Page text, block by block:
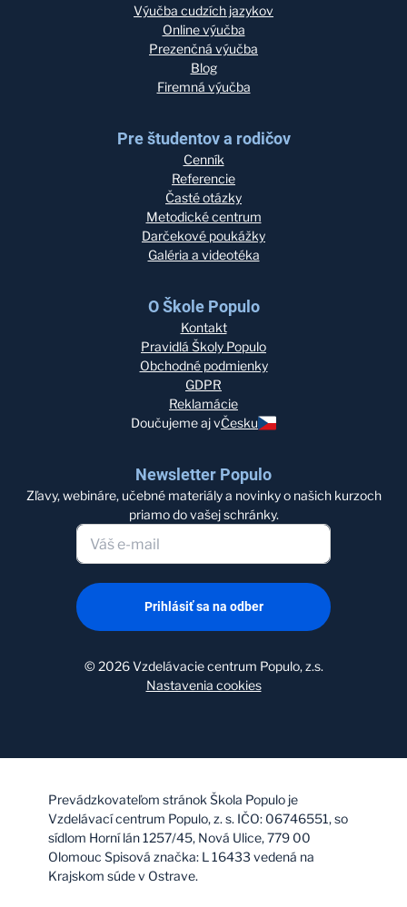
Výučba cudzích jazykov
Online výučba
Prezenčná výučba
Blog
Firemná výučba
Pre študentov a rodičov
Cenník
Referencie
Časté otázky
Metodické centrum
Darčekové poukážky
Galéria a videotéka
O Škole Populo
Kontakt
Pravidlá Školy Populo
Obchodné podmienky
GDPR
Reklamácie
Doučujeme aj vČesku
Newsletter Populo
Zľavy, webináre, učebné materiály a novinky o našich kurzoch
priamo do vašej schránky.
Prihlásiť sa na odber
©2026 Vzdelávacie centrum Populo, z.s.
Nastavenia cookies
Prevádzkovateľom stránok Škola Populo je
Vzdelávací centrum Populo, z. s. IČO: 06746551, so
sídlom Horní lán 1257/45, Nová Ulice, 779 00
Olomouc Spisová značka: L 16433 vedená na
Krajskom súde v Ostrave.